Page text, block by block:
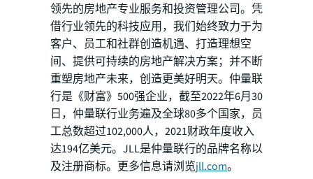
领先的房地产专业服务和投资管理公司。凭
借行业领先的科技应用，我们始终致力于为
客户、员工和社群创造机遇、打造理想空
间、提供可持续的房地产解决方案；并不断
重塑房地产未来，创造更美好明天。仲量联
行是《财富》500强企业，截至2022年6月30
日，仲量联行业务遍及全球80多个国家，员
工总数超过102,000人，2021财政年度收入
达194亿美元。JLL是仲量联行的品牌名称以
及注册商标。更多信息请浏览jll.com。